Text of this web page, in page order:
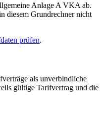
Anlage A VKA ab.
diesem Grundrechner nicht
prüfen.
als unverbindliche
gültige Tarifvertrag und die